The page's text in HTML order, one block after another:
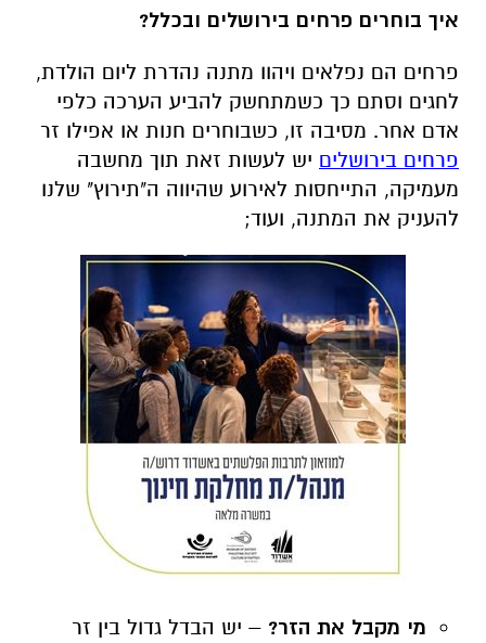
איך בוחרים פרחים בירושלים ובכלל?
פרחים הם נפלאים ויהוו מתנה נהדרת ליום הולדת,
לחגים וסתם כך כשמתחשק להביע הערכה כלפי
אדם אחר. מסיבה זו, כשבוחרים חנות או אפילו זר
פרחים בירושלים יש לעשות זאת תוך מחשבה
מעמיקה, התייחסות לאירוע שהיווה ה"תירוץ" שלנו
להעניק את המתנה, ועוד;
מי מקבל את הזר? – יש הבדל גדול בין זר